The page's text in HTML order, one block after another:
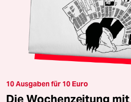
10 Ausgaben für 10 Euro
Die Wochenzeitung